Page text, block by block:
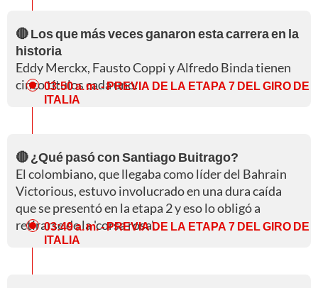
🔴 Los que más veces ganaron esta carrera en la
historia
Eddy Merckx, Fausto Coppi y Alfredo Binda tienen
cinco títulos cada uno.
03:50 a. m.- PREVIA DE LA ETAPA 7 DEL GIRO DE
ITALIA
🔴 ¿Qué pasó con Santiago Buitrago?
El colombiano, que llegaba como líder del Bahrain
Victorious, estuvo involucrado en una dura caída
que se presentó en la etapa 2 y eso lo obligó a
retirarse de la 'corsa rosa'.
03:49 a. m.- PREVIA DE LA ETAPA 7 DEL GIRO DE
ITALIA